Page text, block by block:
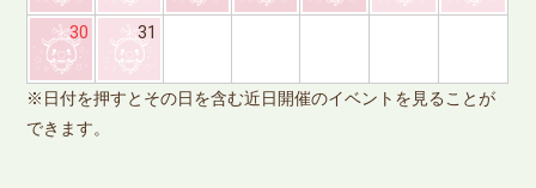
30 31
※日付を押すとその日を含む近日開催のイベントを見ることが
できます。